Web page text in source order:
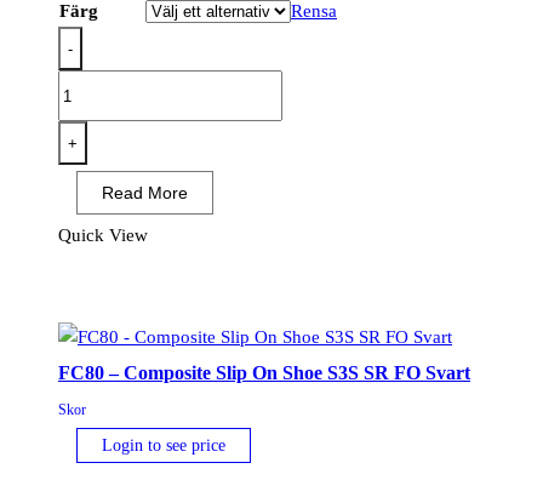
Färg
Rensa
-
Steel
Action
Leather
Sandal
mängd
+
Read More
Quick View
FC80 – Composite Slip On Shoe S3S SR FO Svart
Skor
Login to see price